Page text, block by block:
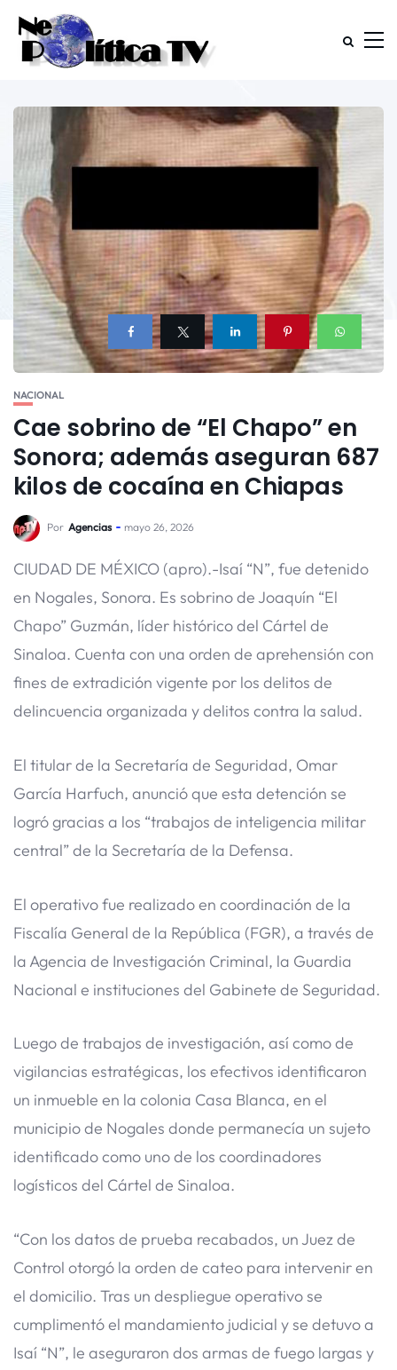
NACIONAL
Cae sobrino de “El Chapo” en
Sonora; además aseguran 687
kilos de cocaína en Chiapas
Por Agencias mayo 26, 2026
CIUDAD DE MÉXICO (apro).-Isaí “N”, fue detenido
en Nogales, Sonora. Es sobrino de Joaquín “El
Chapo” Guzmán, líder histórico del Cártel de
Sinaloa. Cuenta con una orden de aprehensión con
fines de extradición vigente por los delitos de
delincuencia organizada y delitos contra la salud.
El titular de la Secretaría de Seguridad, Omar
García Harfuch, anunció que esta detención se
logró gracias a los “trabajos de inteligencia militar
central” de la Secretaría de la Defensa.
El operativo fue realizado en coordinación de la
Fiscalía General de la República (FGR), a través de
la Agencia de Investigación Criminal, la Guardia
Nacional e instituciones del Gabinete de Seguridad.
Luego de trabajos de investigación, así como de
vigilancias estratégicas, los efectivos identificaron
un inmueble en la colonia Casa Blanca, en el
municipio de Nogales donde permanecía un sujeto
identificado como uno de los coordinadores
logísticos del Cártel de Sinaloa.
“Con los datos de prueba recabados, un Juez de
Control otorgó la orden de cateo para intervenir en
el domicilio. Tras un despliegue operativo se
cumplimentó el mandamiento judicial y se detuvo a
Isaí “N”, le aseguraron dos armas de fuego largas y